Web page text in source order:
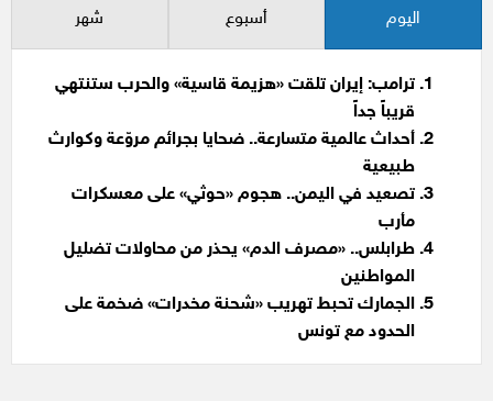
اليوم أسبوع شهر
ترامب: إيران تلقت «هزيمة قاسية» والحرب ستنتهي
قريباً جداً
أحداث عالمية متسارعة.. ضحايا بجرائم مروّعة وكوارث
طبيعية
تصعيد في اليمن.. هجوم «حوثي» على معسكرات
مأرب
طرابلس.. «مصرف الدم» يحذر من محاولات تضليل
المواطنين
الجمارك تحبط تهريب «شحنة مخدرات» ضخمة على
الحدود مع تونس